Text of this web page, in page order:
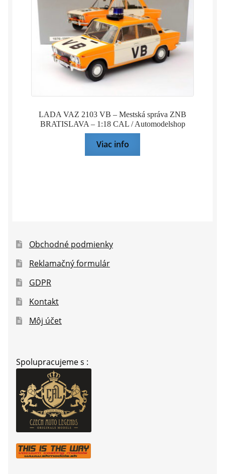
LADA VAZ 2103 VB – Mestská správa ZNB
BRATISLAVA – 1:18 CAL / Automodelshop
Viac info
Obchodné podmienky
Reklamačný formulár
GDPR
Kontakt
Môj účet
Spolupracujeme s :